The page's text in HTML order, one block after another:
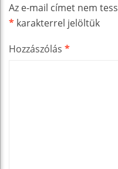
Az e-mail címet nem
* karakterrel jelöltük
Hozzászólás *